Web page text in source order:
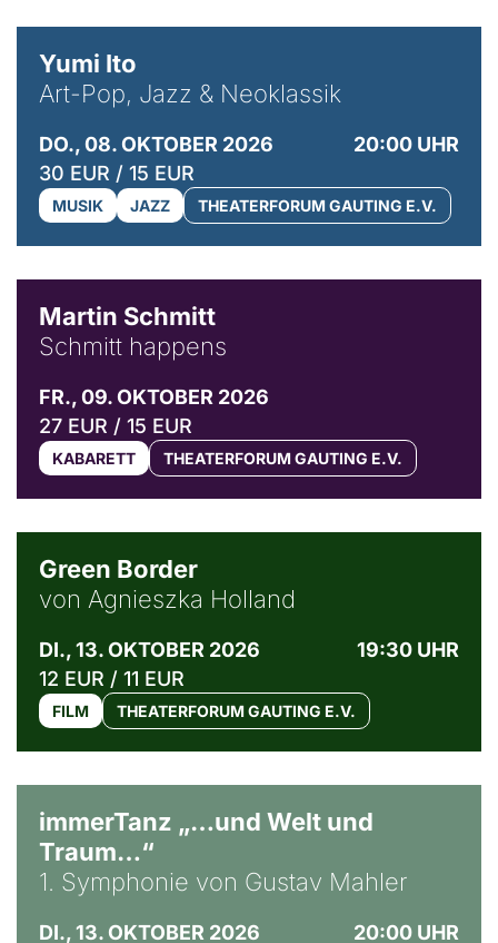
Yumi Ito
Art-Pop, Jazz & Neoklassik
DO., 08. OKTOBER 2026
20:00 UHR
30 EUR / 15 EUR
MUSIK JAZZ THEATERFORUM GAUTING E.V.
Martin Schmitt
Schmitt happens
FR., 09. OKTOBER 2026
27 EUR / 15 EUR
KABARETT THEATERFORUM GAUTING E.V.
Green Border
von Agnieszka Holland
DI., 13. OKTOBER 2026
19:30 UHR
12 EUR / 11 EUR
FILM THEATERFORUM GAUTING E.V.
immerTanz „…und Welt und
Traum…“
1. Symphonie von Gustav Mahler
DI., 13. OKTOBER 2026
20:00 UHR